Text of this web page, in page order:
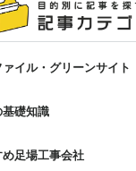
イル・グリーンサイト
礎知識
足場工事会社